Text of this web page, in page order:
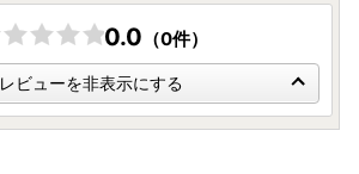
0.0 （0件）
レビューを非表示にする